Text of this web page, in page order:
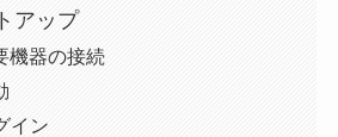
アップ
機器の接続
イン